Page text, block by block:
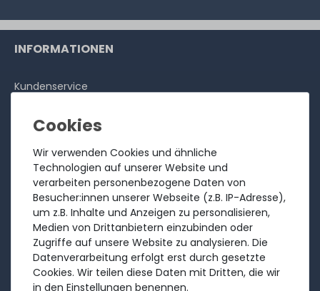
Wir verwenden Cookies und ähnliche
Technologien auf unserer Website und
verarbeiten personenbezogene Daten von
Besucher:innen unserer Webseite (z.B. IP-Adresse),
um z.B. Inhalte und Anzeigen zu personalisieren,
Medien von Drittanbietern einzubinden oder
Zugriffe auf unsere Website zu analysieren. Die
Datenverarbeitung erfolgt erst durch gesetzte
Cookies. Wir teilen diese Daten mit Dritten, die wir
in den Einstellungen benennen.
INFORMATIONEN
Kundenservice
Über uns
Ankauf
Referenzen
Bewertungen
Versandkosten
Zahlungsarten
RECHTLICHES